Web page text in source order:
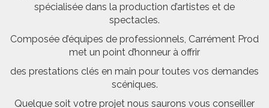
spécialisée dans la production d’artistes et de
spectacles.
Composée d’équipes de professionnels, Carrément Prod
met un point d’honneur à offrir
des prestations clés en main pour toutes vos demandes
scéniques.
Quelque soit votre projet nous saurons vous conseiller